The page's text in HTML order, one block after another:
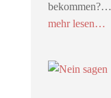
bekommen?…
mehr lesen…